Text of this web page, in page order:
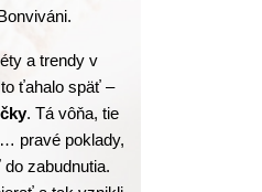
a trendy v
stravovaní, no vždy ma to ťahalo späť –
. Tá vôňa, tie
pravé poklady,
zabudnutia.